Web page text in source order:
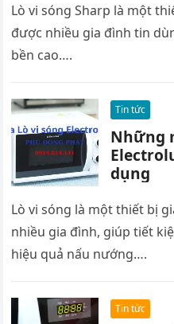
Lò vi sóng Sharp là một
được nhiều gia đình tin
bền cao….
Tin tức
Những
dụng
Lò vi sóng là một thiết bị
nhiều gia đình, giúp tiết
hiệu quả nấu nướng….
Tin tức